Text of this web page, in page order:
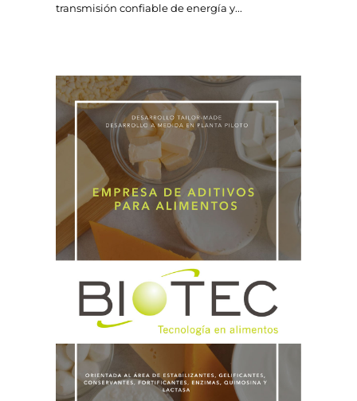
transmisión confiable de energía y...